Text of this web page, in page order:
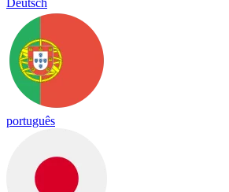
Deutsch
português